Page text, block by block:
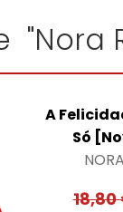
"Nora
A
Só
18,80